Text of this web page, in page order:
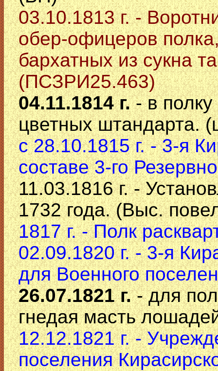
03.10.1813 г. -
обер-офицеров
бархатных из сукна
(ПСЗРИ25.463)
04.11.1814 г.- в
цветных штандарта.
с 28.10.1815 г. - 3-я
составе 3-го
11.03.1816 г. -
1732 года. (Выс.
1817 г. - Полк
02.09.1820 г. - 3-я
для Военного
26.07.1821 г.- для
гнедая масть
12.12.1821 г. -
поселения